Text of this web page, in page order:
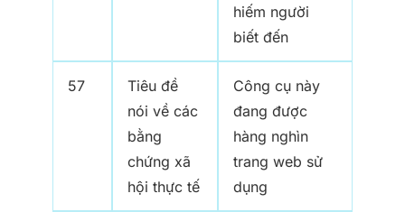
hiếm người
biết đến
57
Tiêu đề
nói về các
bằng
chứng xã
hội thực tế
Công cụ này
đang được
hàng nghìn
trang web sử
dụng